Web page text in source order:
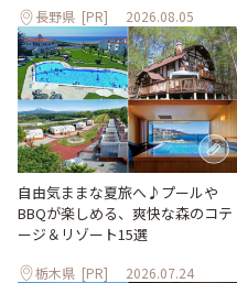
長野県 [PR] 2026.08.05
自由気ままな夏旅へ♪プールや
BBQが楽しめる、爽快な森のコテ
ージ＆リゾート15選
栃木県 [PR] 2026.07.24